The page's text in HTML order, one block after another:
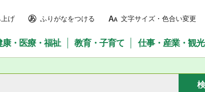
げ ふりがなをつける 文字サイズ・色合い変更
康・医療・福祉 教育・子育て 仕事・産業・観光